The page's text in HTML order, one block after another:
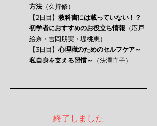
方法（久持修）
【2日目】 教科書には載っていない！？
初学者におすすめのお役立ち情報​ （応戸
絵奈・吉岡朋実・堤桃恵）
【3日目】心理職のためのセルフケア～
私自身を支える習慣～
（法澤直子）
終了しました